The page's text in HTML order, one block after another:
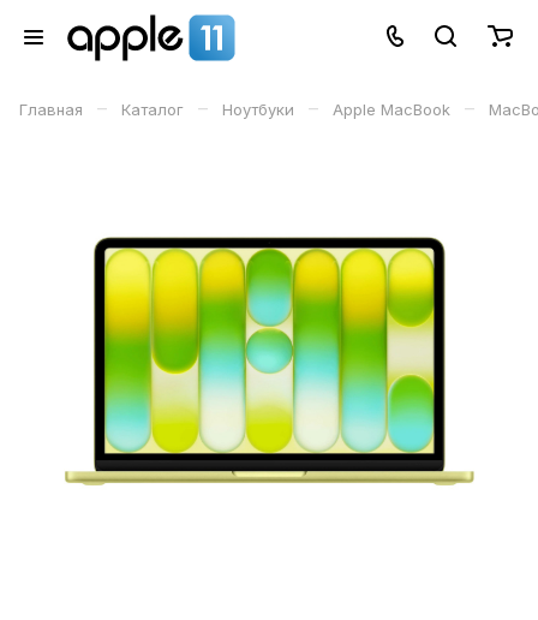
Главная – Каталог – Ноутбуки – Apple MacBook –